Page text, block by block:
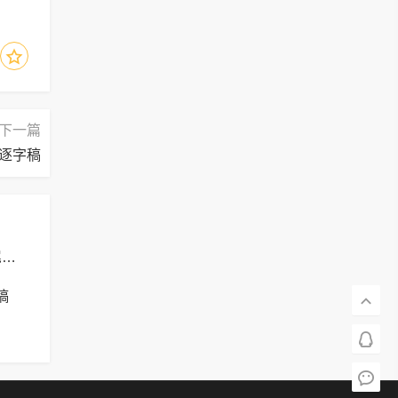
下一篇
字稿
小学信息技术《修饰倡议书文字 -- 设置正文格式、结尾格式》逐字稿